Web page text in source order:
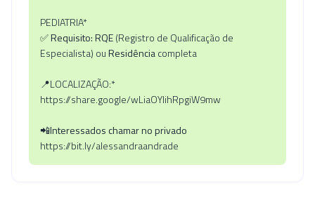
PEDIATRIA*
✅Requisito: RQE(Registro de Qu‌alificação de
Especialista) ouResid‍ênciacomple‌ta
📍LOCALIZAÇÃO:*
https://share.google/wLiaOYIihRpgiW9mw
📲Interessados⁠ chamar no priv​ado
https:‍//bit.ly/ale​ssandraandrade